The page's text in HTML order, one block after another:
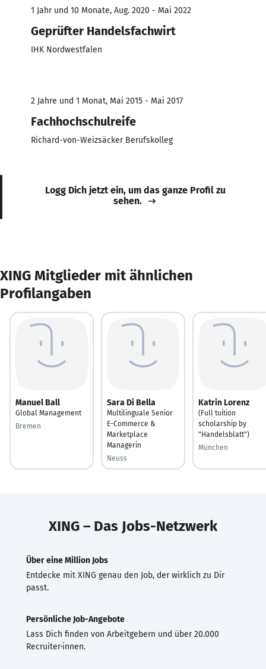
1 Jahr und 10 Monate, Aug. 2020 - Mai 2022
Geprüfter Handelsfachwirt
IHK Nordwestfalen
2 Jahre und 1 Monat, Mai 2015 - Mai 2017
Fachhochschulreife
Richard-von-Weizsäcker Berufskolleg
Logg Dich jetzt ein, um das ganze Profil zu
sehen.
XING Mitglieder mit ähnlichen
Profilangaben
Manuel Ball
Global Management
Bremen
Sara Di Bella
Multilinguale Senior
E-Commerce &
Marketplace
Managerin
Neuss
Katrin Lorenz
(Full tuition
scholarship by
"Handelsblatt")
München
XING – Das Jobs-Netzwerk
Über eine Million Jobs
Entdecke mit XING genau den Job, der wirklich zu Dir
passt.
Persönliche Job-Angebote
Lass Dich finden von Arbeitgebern und über 20.000
Recruiter·innen.